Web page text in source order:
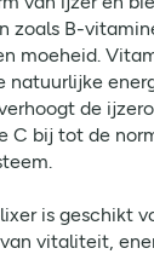
zoals B-
moeheid.
natuurlijke
de
C bij tot de
is geschikt
vitaliteit,